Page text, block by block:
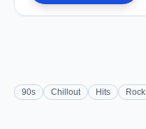
90s Chillout Hits Rock